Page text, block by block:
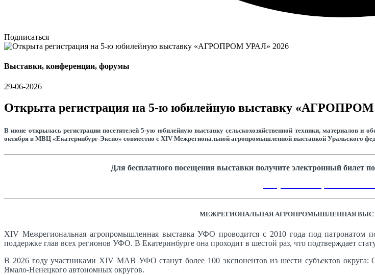
Подписаться
Выставки, конференции, форумы
29-06-2026
Открыта регистрация на 5-ю юбилейную выставку
В июне открылась регистрации посетителей 5-ую юбилейную выставку сельскохозяйственной техники, материалов и
октября в МВЦ «Екатеринбург-Экспо» совместно с XIV Межрегиональной агропромышленной выставкой Уральского
Для бесплатного посещения выставки получите электронный билет
МЕЖРЕГИОНАЛЬНАЯ АГРОПРОМЫШЛЕННАЯ
XIV Межрегиональная агропромышленная выставка УФО проводится с 2010 года под патронатом
поддержке глав всех регионов УФО. В Екатеринбурге она проходит в шестой раз, что подтверждает
В 2026 году участниками XIV МАВ УФО станут более 100 экспонентов из шести субъектов округа:
Ямало-Ненецкого автономных округов.